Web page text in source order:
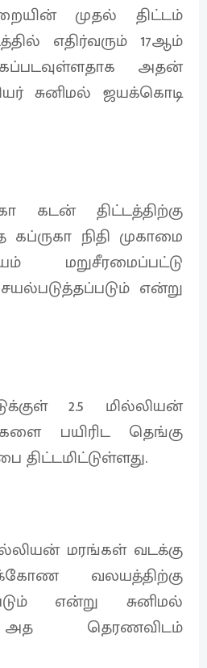
முதல் திட்டம்
எதிர்வரும் 17ஆம்
அதன்
சுனிமல் ஜயக்கொடி
கடன் திட்டத்திற்கு
நிதி முகாமை
மறுசீரமைப்பட்டு
என்று
2.5 மில்லியன்
பயிரிட தெங்கு
திட்டமிட்டுள்ளது.
மரங்கள் வடக்கு
வலயத்திற்கு
என்று சுனிமல்
தெரணவிடம்